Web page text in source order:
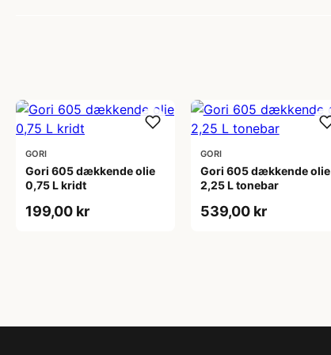
GORI
Gori 605 dækkende olie
0,75 L kridt
199,00 kr
GORI
Gori 605 dækkende olie
2,25 L tonebar
539,00 kr